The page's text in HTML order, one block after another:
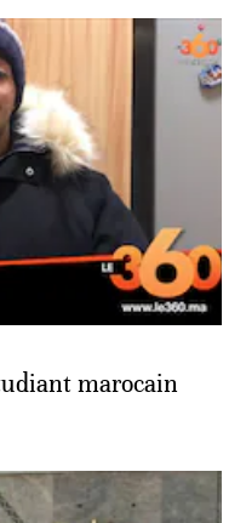
marocain